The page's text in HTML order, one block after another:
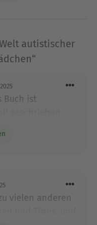
Sie ist
»Jung und
autistischer
Buch ist
vielen anderen